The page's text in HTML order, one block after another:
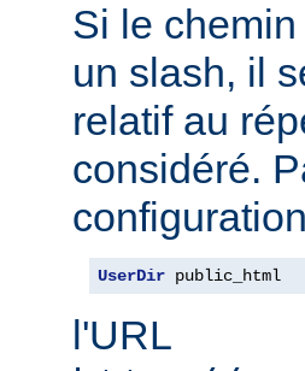
Si le
un slash, il
relatif au
considéré.
UserDir public_html
l'URL